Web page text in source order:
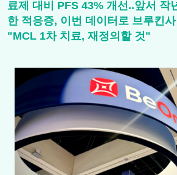
료제 대비 PFS 43% 개선..앞서 작
한 적응증, 이번 데이터로 브루킨
"MCL 1차 치료, 재정의할 것"